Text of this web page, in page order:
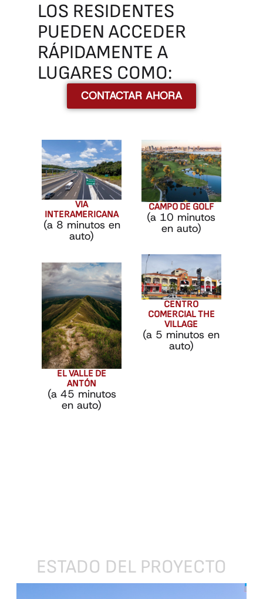
LOS RESIDENTES
PUEDEN ACCEDER
RÁPIDAMENTE A
LUGARES COMO:
CONTACTAR AHORA
VIA
INTERAMERICANA
(a 8 minutos en
auto)
EL VALLE DE
ANTÓN
(a 45 minutos
en auto)
CAMPO DE GOLF
(a 10 minutos
en auto)
CENTRO
COMERCIAL THE
VILLAGE
(a 5 minutos en
auto)
ESTADO DEL PROYECTO